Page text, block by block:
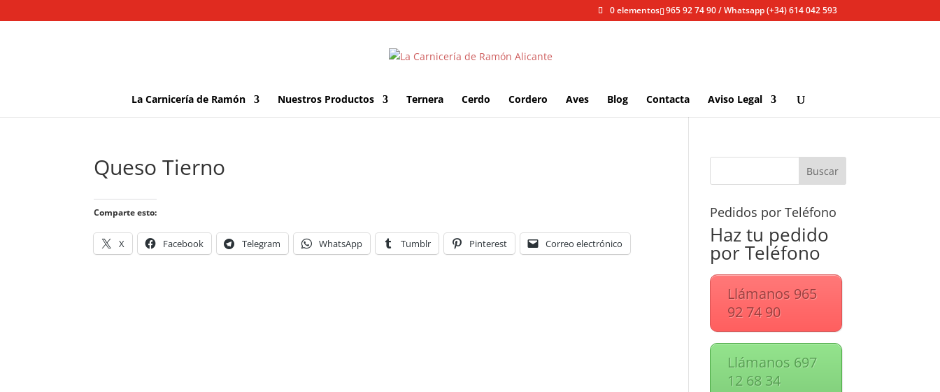
965 92 74 90 / Whatsapp (+34) 614 042 593
0 elementos
La Carnicería de Ramón Nuestros Productos Ternera Cerdo Cordero Aves Blog Contacta Aviso Legal
Queso Tierno
Comparte esto:
X Facebook Telegram WhatsApp Tumblr Pinterest Correo electrónico
Pedidos por Teléfono
Haz tu pedido
por Teléfono
Llámanos 965
92 74 90
Llámanos 697
12 68 34